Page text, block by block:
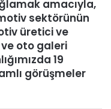
amacıyla,
sektörünün
üretici ve
oto galeri
19
görüşmeler